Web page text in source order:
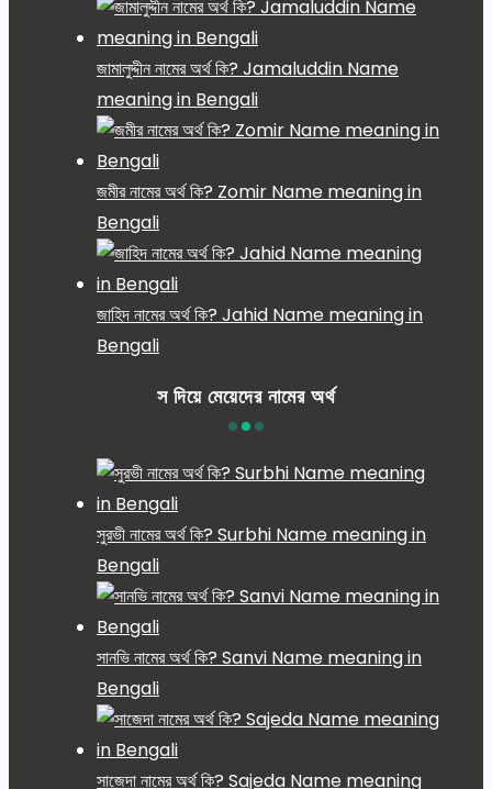
জামালুদ্দীন নামের অর্থ কি? Jamaluddin Name
meaning in Bengali
জমীর নামের অর্থ কি? Zomir Name meaning in
Bengali
জাহিদ নামের অর্থ কি? Jahid Name meaning in
Bengali
স দিয়ে মেয়েদের নামের অর্থ
সুরভী নামের অর্থ কি? Surbhi Name meaning in
Bengali
সানভি নামের অর্থ কি? Sanvi Name meaning in
Bengali
সাজেদা নামের অর্থ কি? Sajeda Name meaning